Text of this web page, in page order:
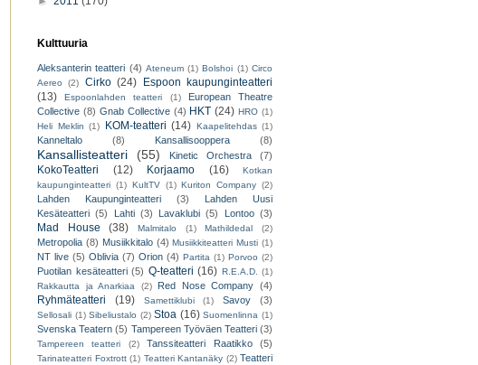
Kulttuuria
Aleksanterin teatteri (4) Ateneum (1) Bolshoi (1) Circo
Aereo
(2) Cirko (24)
Espoon kaupunginteatteri
(13)
Espoonlahden teatteri (1)
European Theatre
Collective (8) Gnab Collective (4) HKT (24) HRO (1)
Heli Meklin (1) KOM-teatteri (14) Kaapelitehdas (1)
Kanneltalo (8) Kansallisooppera (8)
Kansallisteatteri (55) Kinetic Orchestra (7)
KokoTeatteri (12) Korjaamo (16)
Kotkan
kaupunginteatteri (1) KultTV (1) Kuriton Company (2)
Lahden Kaupunginteatteri (3)
Lahden Uusi
Kesäteatteri (5) Lahti (3) Lavaklubi (5) Lontoo (3)
Mad House (38) Malmitalo (1) Mathildedal (2)
Metropolia (8) Musiikkitalo (4) Musiikkiteatteri Musti (1)
NT live (5) Oblivia (7) Orion (4) Partita (1) Porvoo (2)
Puotilan kesäteatteri (5) Q-teatteri (16) R.E.A.D. (1)
Rakkautta ja Anarkiaa
(2) Red Nose Company (4)
Ryhmäteatteri (19) Samettiklubi (1) Savoy (3)
Sellosali (1) Sibeliustalo (2) Stoa (16) Suomenlinna (1)
Svenska Teatern (5) Tampereen Työväen Teatteri (3)
Tampereen teatteri (2) Tanssiteatteri Raatikko (5)
Tarinateatteri Foxtrott (1) Teatteri Kantanäky (2) Teatteri